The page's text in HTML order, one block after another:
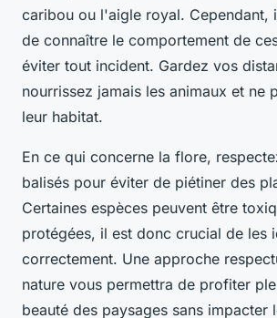
caribou ou l'aigle royal. Cependant,
de connaître le comportement de
éviter tout incident. Gardez vos
nourrissez jamais les animaux et ne
leur habitat.
En ce qui concerne la flore,
balisés pour éviter de piétiner des
Certaines espèces peuvent être
protégées, il est donc crucial de les
correctement. Une approche
nature vous permettra de profiter
beauté des paysages sans impacter